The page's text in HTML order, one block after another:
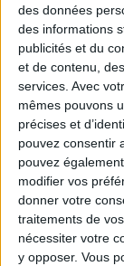
des données
des informations
publicités et du
et de contenu,
services. Avec
mêmes pouvons
précises et
pouvez consentir
pouvez
modifier vos
donner votre
traitements de
nécessiter votre
y opposer. Vous
TOUT